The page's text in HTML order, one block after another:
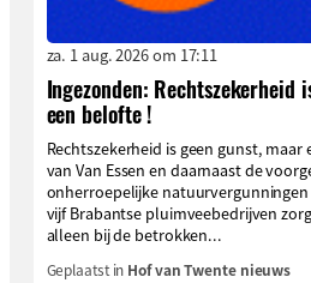
za. 1 aug. 2026 om 17:11
Ingezonden: Rechtszekerheid
een belofte !
Rechtszekerheid is geen gunst,
van Van Essen en daarnaast de
onherroepelijke natuurvergunningen
vijf Brabantse pluimveebedrijven
alleen bij de betrokken...
Geplaatst in Hof van Twente nieuws